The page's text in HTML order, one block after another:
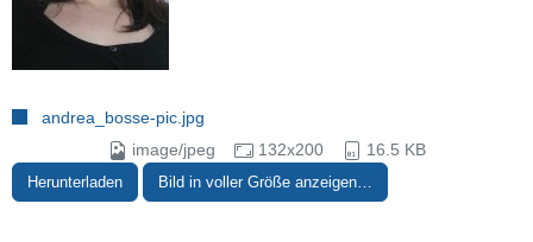
andrea_bosse-pic.jpg
image/jpeg
132x200 16.5 KB
Herunterladen Bild in voller Größe anzeigen…